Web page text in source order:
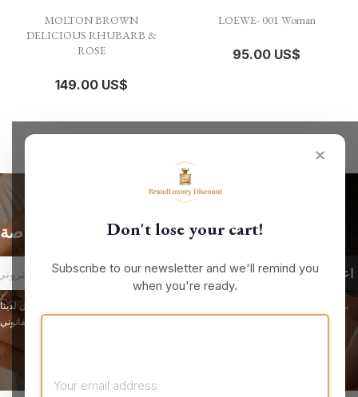
MOLTON BROWN
DELICIOUS RHUBARB &
ROSE
149.00 US$
LOEWE- 001 Woman
95.00 US$
✕
Don't lose your cart!
Subscribe to our newsletter and we'll remind you
when you're ready.
الحصول على أحدث الأخبار والعروض الخاصة
يمكنك إلغاء الاشتراك في أي لحظة. لهذا الغرض، يرجى الاطلاع على معلومات الاتصال لدينا